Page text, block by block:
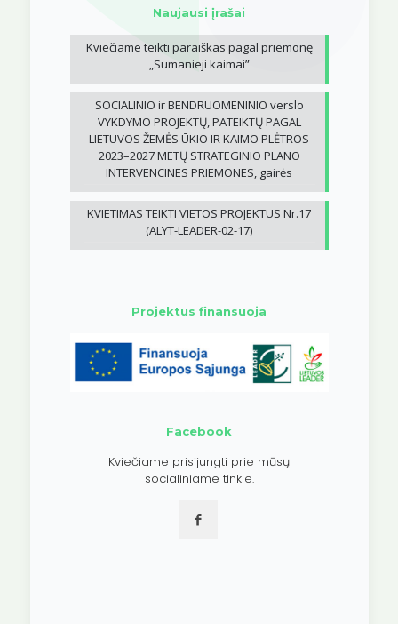
Naujausi įrašai
Kviečiame teikti paraiškas pagal priemonę
„Sumanieji kaimai”
SOCIALINIO ir BENDRUOMENINIO verslo
VYKDYMO PROJEKTŲ, PATEIKTŲ PAGAL
LIETUVOS ŽEMĖS ŪKIO IR KAIMO PLĖTROS
2023–2027 METŲ STRATEGINIO PLANO
INTERVENCINES PRIEMONES, gairės
KVIETIMAS TEIKTI VIETOS PROJEKTUS Nr.17
(ALYT-LEADER-02-17)
Projektus finansuoja
Facebook
Kviečiame prisijungti prie mūsų
socialiniame tinkle.